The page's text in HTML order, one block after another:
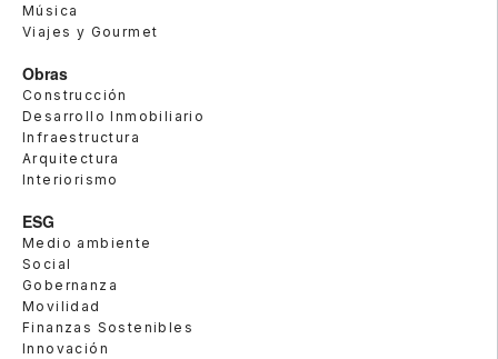
Música
Viajes y Gourmet
Obras
Construcción
Desarrollo Inmobiliario
Infraestructura
Arquitectura
Interiorismo
ESG
Medio ambiente
Social
Gobernanza
Movilidad
Finanzas Sostenibles
Innovación